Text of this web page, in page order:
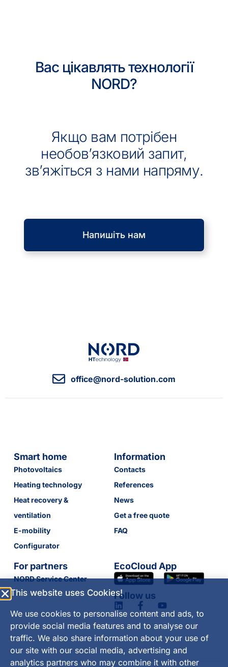
Вас цікавлять технології
NORD?
Якщо вам потрібен
необов’язковий запит,
зв’яжіться з нами напряму.
Напишіть нам
office@nord-solution.com
Smart home
Photovoltaics
Heating technology
Heat recovery &
ventilation
E-mobility
Configurator
Information
Contacts
References
News
Get a free quote
FAQ
For partners
NORD Service Center
EcoCloud App
Follow us
This website uses Cookies!
We use cookies to personalise content and ads, to
provide social media features and to analyse our
traffic. We also share information about your use of
our site with our social media, advertising and
analytics partners who may combine it with other